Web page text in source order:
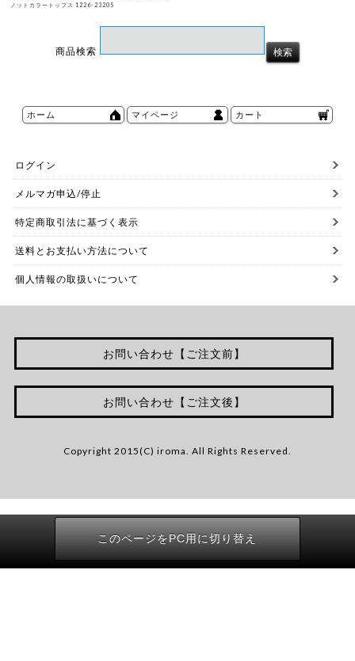
ノットカラートップス 1226-23205
商品検索
ホーム マイページ カート
ログイン
メルマガ申込/停止
特定商取引法に基づく表示
送料とお支払い方法について
個人情報の取扱いについて
お問い合わせ【ご注文前】
お問い合わせ【ご注文後】
Copyright 2015(C) iroma. All Rights Reserved.
このページをPC用に切り替え